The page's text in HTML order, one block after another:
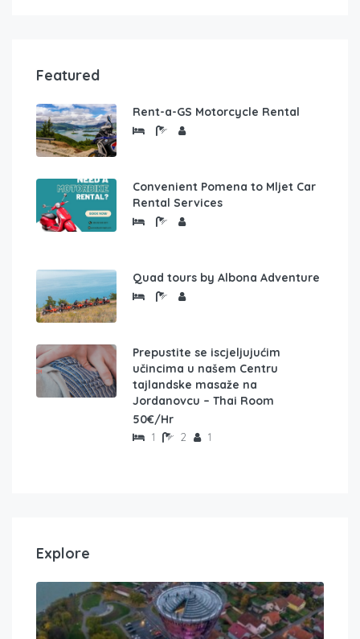
Featured
Rent-a-GS Motorcycle Rental
Convenient Pomena to Mljet Car
Rental Services
Quad tours by Albona Adventure
Prepustite se iscjeljujućim
učincima u našem Centru
tajlandske masaže na
Jordanovcu – Thai Room
50€/Hr
1 2 1
Explore